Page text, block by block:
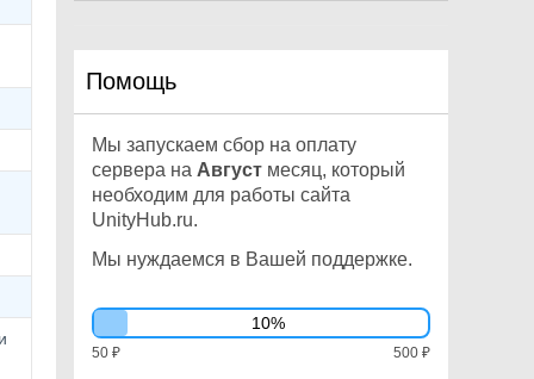
DrivenRectTransformTracker
DynamicGI
EdgeCollider2D
Effector2D
Event
ExposedPropertyResolver
ExposedReference<T0>
FixedJoint
Помощь
Мы запускаем сбор на оплату
сервера на Август месяц, который
необходим для работы сайта
UnityHub.ru.
Мы нуждаемся в Вашей поддержке.
10%
500 ₽
50 ₽